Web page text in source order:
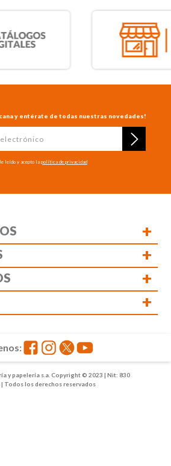
y entérate de todas nuestras novedades!
leído y acepto lapolítica de privacidad
+
+
+
+
y papelería s.a. Copyright © 2023 | Nit: 830
| Todos los derechos reservados